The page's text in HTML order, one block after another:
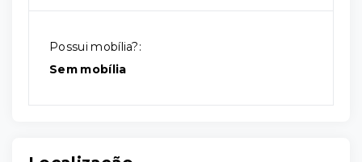
Possui mobília?:
Sem mobília